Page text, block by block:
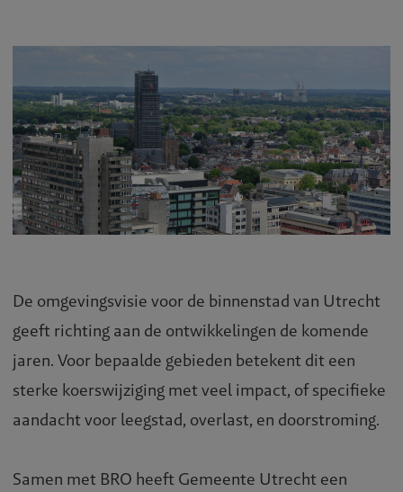
De omgevingsvisie voor de binnenstad van Utrecht
geeft richting aan de ontwikkelingen de komende
jaren. Voor bepaalde gebieden betekent dit een
sterke koerswijziging met veel impact, of specifieke
aandacht voor leegstad, overlast, en doorstroming.
Samen met BRO heeft Gemeente Utrecht een